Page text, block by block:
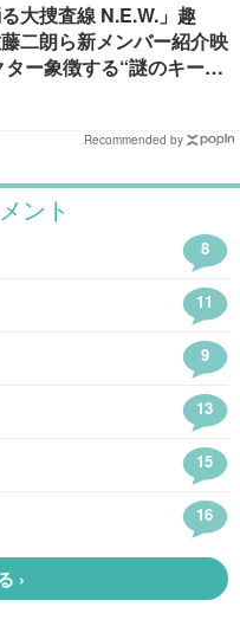
大捜査線 N.E.W.」趣
二朗ら新メンバー紹介映
ー象徴する“謎のキーワ
Recommended by